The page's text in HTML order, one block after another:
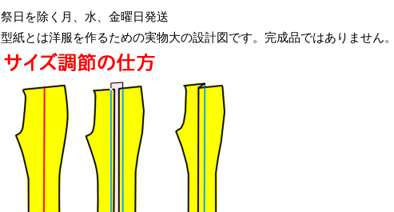
祭日を除く月、水、金曜日発送
型紙とは洋服を作るための実物大の設計図です。完成品ではありません。